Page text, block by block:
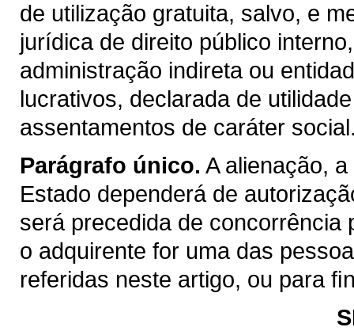
de utilização gratuita, salvo, e
jurídica de direito público
administração indireta ou
lucrativos, declarada de
assentamentos de caráter
Parágrafo único. A alienação,
Estado dependerá de
será precedida de concorrência
o adquirente for uma das
referidas neste artigo, ou para